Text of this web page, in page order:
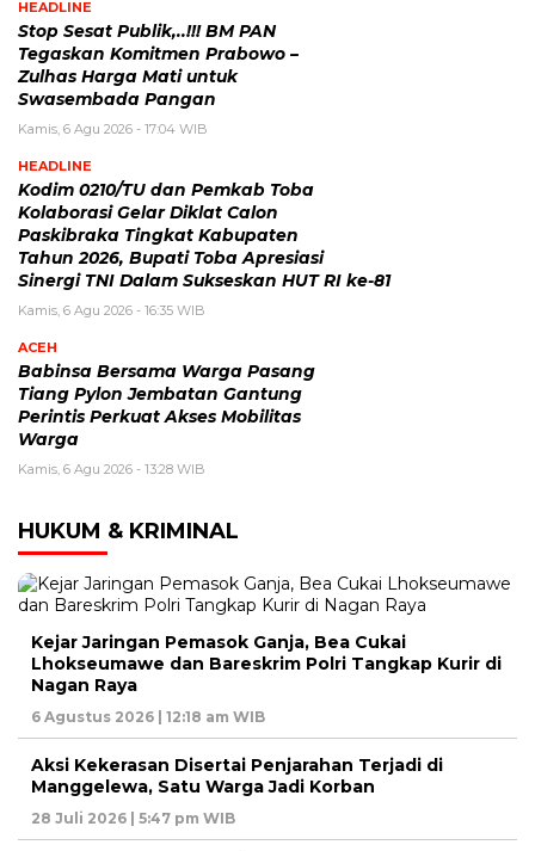
HEADLINE
Stop Sesat Publik,..!!! BM PAN
Tegaskan Komitmen Prabowo –
Zulhas Harga Mati untuk
Swasembada Pangan
Kamis, 6 Agu 2026 - 17:04 WIB
HEADLINE
Kodim 0210/TU dan Pemkab Toba
Kolaborasi Gelar Diklat Calon
Paskibraka Tingkat Kabupaten
Tahun 2026, Bupati Toba Apresiasi
Sinergi TNI Dalam Sukseskan HUT RI ke-81
Kamis, 6 Agu 2026 - 16:35 WIB
ACEH
Babinsa Bersama Warga Pasang
Tiang Pylon Jembatan Gantung
Perintis Perkuat Akses Mobilitas
Warga
Kamis, 6 Agu 2026 - 13:28 WIB
HUKUM & KRIMINAL
Kejar Jaringan Pemasok Ganja, Bea Cukai
Lhokseumawe dan Bareskrim Polri Tangkap Kurir di
Nagan Raya
6 Agustus 2026 | 12:18 am WIB
Aksi Kekerasan Disertai Penjarahan Terjadi di
Manggelewa, Satu Warga Jadi Korban
28 Juli 2026 | 5:47 pm WIB